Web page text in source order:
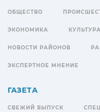
ОБЩЕСТВО
ЭКОНОМИКА КУЛЬТУРА
НОВОСТИ РАЙОНОВ
ЭКСПЕРТНОЕ МНЕНИЕ
ГАЗЕТА
СВЕЖИЙ ВЫПУСК